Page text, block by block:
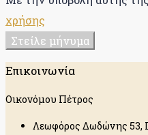
χρήσης
Στείλε μήνυμα
Επικοινωνία
Οικονόμου Πέτρος
Λεωφόρος Δωδώνης 53,